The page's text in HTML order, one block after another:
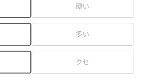
硬い
多い
クセ